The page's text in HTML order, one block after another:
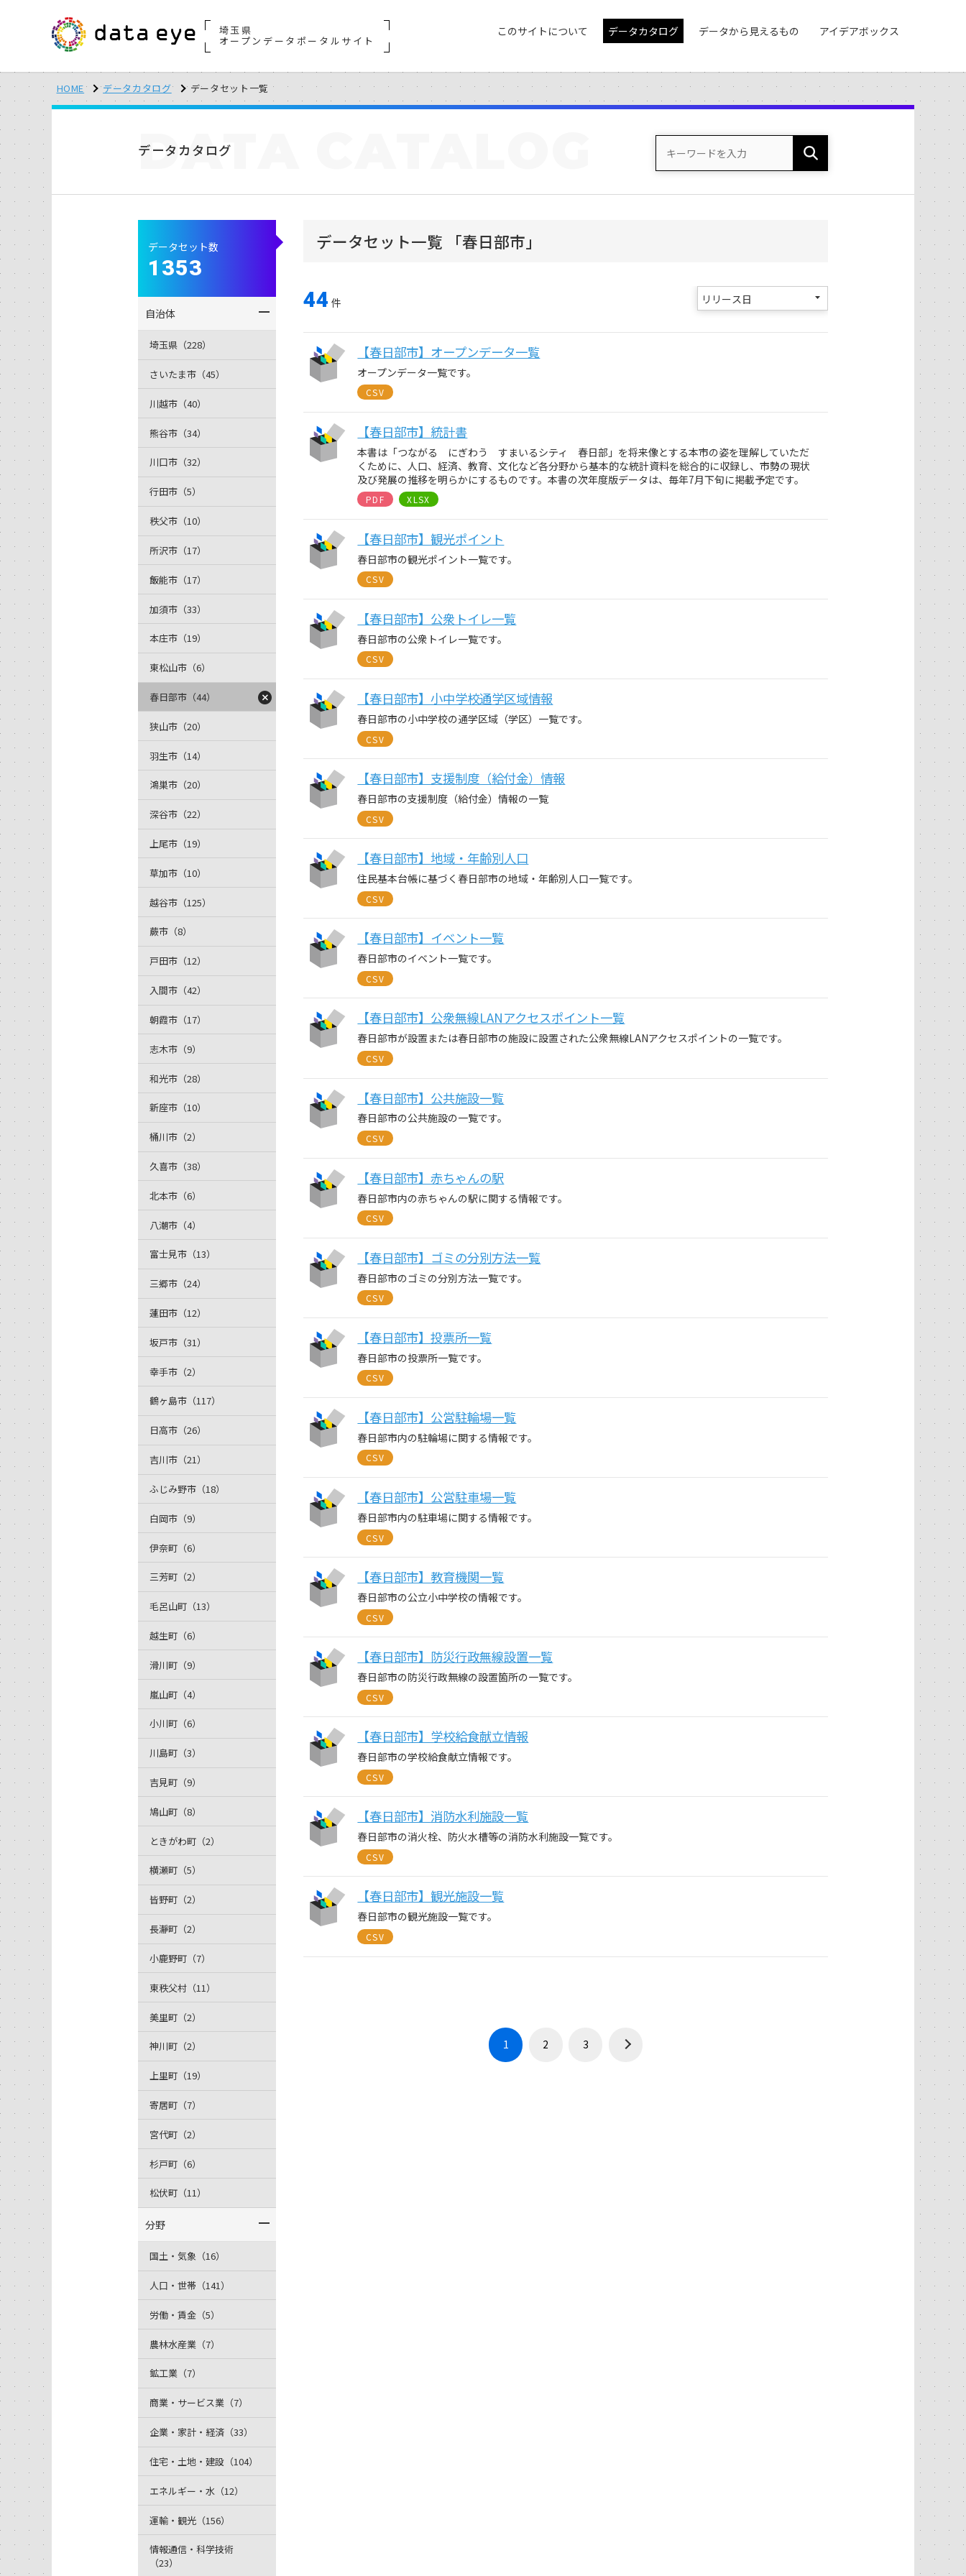
埼玉県
オープンデータポータルサイト
このサイトについて データカタログ データから見えるもの アイデアボックス
HOME データカタログ データセット一覧
データカタログ
DATA
データセット一覧 「春日部市」
44 件
【春日部市】オープンデータ一覧
オープンデータ一覧です。
CSV
【春日部市】統計書
本書は「つながる にぎわう すまいるシティ 春日部」を将来像とする本市の姿を理解していただ
くために、人口、経済、教育、文化など各分野から基本的な統計資料を総合的に収録し、市勢の現状
及び発展の推移を明らかにするものです。本書の次年度版データは、毎年7月下旬に掲載予定です。
PDF XLSX
【春日部市】観光ポイント
春日部市の観光ポイント一覧です。
CSV
【春日部市】公衆トイレ一覧
春日部市の公衆トイレ一覧です。
CSV
【春日部市】小中学校通学区域情報
春日部市の小中学校の通学区域（学区）一覧です。
CSV
【春日部市】支援制度（給付金）情報
春日部市の支援制度（給付金）情報の一覧
CSV
【春日部市】地域・年齢別人口
住民基本台帳に基づく春日部市の地域・年齢別人口一覧です。
CSV
【春日部市】イベント一覧
春日部市のイベント一覧です。
CSV
【春日部市】公衆無線LANアクセスポイント一覧
春日部市が設置または春日部市の施設に設置された公衆無線LANアクセスポイントの一覧です。
CSV
【春日部市】公共施設一覧
春日部市の公共施設の一覧です。
CSV
【春日部市】赤ちゃんの駅
春日部市内の赤ちゃんの駅に関する情報です。
CSV
【春日部市】ゴミの分別方法一覧
春日部市のゴミの分別方法一覧です。
CSV
【春日部市】投票所一覧
春日部市の投票所一覧です。
CSV
【春日部市】公営駐輪場一覧
春日部市内の駐輪場に関する情報です。
CSV
【春日部市】公営駐車場一覧
春日部市内の駐車場に関する情報です。
CSV
【春日部市】教育機関一覧
春日部市の公立小中学校の情報です。
CSV
【春日部市】防災行政無線設置一覧
春日部市の防災行政無線の設置箇所の一覧です。
CSV
【春日部市】学校給食献立情報
春日部市の学校給食献立情報です。
CSV
【春日部市】消防水利施設一覧
春日部市の消火栓、防火水槽等の消防水利施設一覧です。
CSV
【春日部市】観光施設一覧
春日部市の観光施設一覧です。
CSV
1 2 3
データセット数
1353
自治体
埼玉県（228）
さいたま市（45）
川越市（40）
熊谷市（34）
川口市（32）
行田市（5）
秩父市（10）
所沢市（17）
飯能市（17）
加須市（33）
本庄市（19）
東松山市（6）
春日部市（44）
狭山市（20）
羽生市（14）
鴻巣市（20）
深谷市（22）
上尾市（19）
草加市（10）
越谷市（125）
蕨市（8）
戸田市（12）
入間市（42）
朝霞市（17）
志木市（9）
和光市（28）
新座市（10）
桶川市（2）
久喜市（38）
北本市（6）
八潮市（4）
富士見市（13）
三郷市（24）
蓮田市（12）
坂戸市（31）
幸手市（2）
鶴ヶ島市（117）
日高市（26）
吉川市（21）
ふじみ野市（18）
白岡市（9）
伊奈町（6）
三芳町（2）
毛呂山町（13）
越生町（6）
滑川町（9）
嵐山町（4）
小川町（6）
川島町（3）
吉見町（9）
鳩山町（8）
ときがわ町（2）
横瀬町（5）
皆野町（2）
長瀞町（2）
小鹿野町（7）
東秩父村（11）
美里町（2）
神川町（2）
上里町（19）
寄居町（7）
宮代町（2）
杉戸町（6）
松伏町（11）
分野
国土・気象（16）
人口・世帯（141）
労働・賃金（5）
農林水産業（7）
鉱工業（7）
商業・サービス業（7）
企業・家計・経済（33）
住宅・土地・建設（104）
エネルギー・水（12）
運輸・観光（156）
情報通信・科学技術
（23）